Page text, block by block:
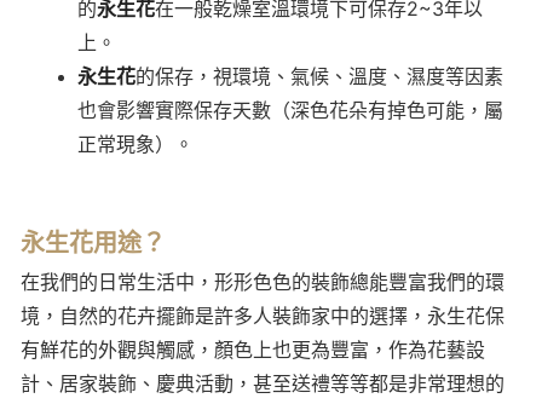
的永生花在一般乾燥室溫環境下可保存2~3年以
上。
永生花的保存，視環境、氣候、溫度、濕度等因素
也會影響實際保存天數（深色花朵有掉色可能，屬
正常現象）。
永生花用途？
在我們的日常生活中，形形色色的裝飾總能豐富我們的環
境，自然的花卉擺飾是許多人裝飾家中的選擇，永生花保
有鮮花的外觀與觸感，顏色上也更為豐富，作為花藝設
計、居家裝飾、慶典活動，甚至送禮等等都是非常理想的